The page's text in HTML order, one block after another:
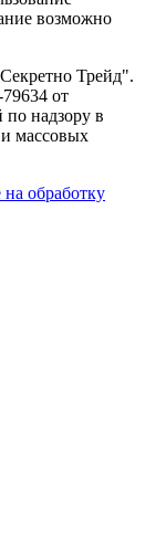
возможно
Трейд".
от
надзору в
массовых
на обработку